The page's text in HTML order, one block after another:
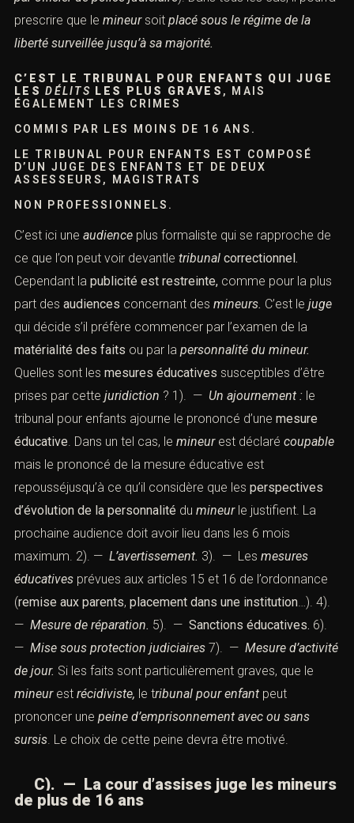
prescrire que le mineursoit placé sous le régime de la
liberté surveillée jusqu’à sa majorité.
C’EST LE TRIBUNAL POUR ENFANTS QUI JUGE
LES DÉLITS LES PLUS GRAVES , MAIS
ÉGALEMENT LES CRIMES
COMMIS PAR LES MOINS DE 16 ANS.
LE TRIBUNAL POUR ENFANTS EST COMPOSÉ
D’UN JUGE DES ENFANTS ET DE DEUX
ASSESSEURS, MAGISTRATS
NON PROFESSIONNELS.
C’est ici une audience plus formaliste qui se rapproche de
ce que l’on peut voir devantle tribunal correctionnel.
Cependant la publicité est restreinte, comme pour la plus
part des audiences concernant des mineurs. C’est le juge
qui décide s’il préfère commencer par l’examen de la
matérialité des faits ou par la personnalité du mineur.
Quelles sont les mesures éducatives susceptibles d’être
prises par cette juridiction ? 1). — Un ajournement : le
tribunal pour enfants ajourne le prononcé d’une mesure
éducative. Dans un tel cas, le mineur est déclaré coupable
mais le prononcé de la mesure éducative est
repousséjusqu’à ce qu’il considère que les perspectives
d’évolution de la personnalité du mineur le justifient. La
prochaine audience doit avoir lieu dans les 6 mois
maximum. 2). — L’avertissement. 3). — Les mesures
éducatives prévues aux articles 15 et 16 de l’ordonnance
(remise aux parents, placement dans une institution…). 4).
— Mesure de réparation. 5). — Sanctions éducatives. 6).
— Mise sous protection judiciaires 7). — Mesure d’activité
de jour. Si les faits sont particulièrement graves, que le
mineur est récidiviste, le tribunal pour enfant peut
prononcer une peine d’emprisonnement avec ou sans
sursis. Le choix de cette peine devra être motivé.
C). — La cour d’assises juge les mineurs
de plus de 16 ans